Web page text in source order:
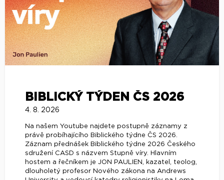
BIBLICKÝ TÝDEN ČS 2026
4. 8. 2026
Na našem Youtube najdete postupně záznamy z
právě probíhajícího Biblického týdne ČS 2026.
Záznam přednášek Biblického týdne 2026 Českého
sdružení CASD s názvem Stupně víry. Hlavním
hostem a řečníkem je JON PAULIEN, kazatel, teolog,
dlouholetý profesor Nového zákona na Andrews